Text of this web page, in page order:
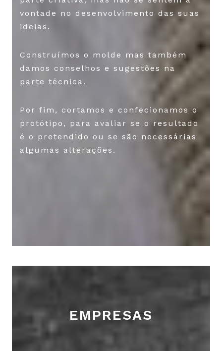
vontade no desenvolvimento das suas
ideias.
Construímos o molde mas também
damos conselhos e sugestões na
parte técnica.
Por fim, cortamos e confecionamos o
protótipo, para avaliar se o resultado
é o pretendido ou se são necessárias
algumas alterações.
EMPRESAS